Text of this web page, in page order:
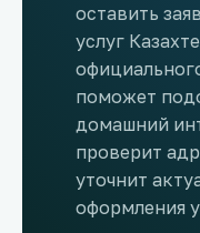
оставить
услуг
поможет
домашний
проверит
уточнит
оформления